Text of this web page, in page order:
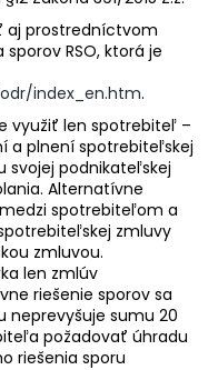
aj prostredníctvom
RSO, ktorá je
index_en.htm.
využiť len spotrebiteľ –
a plnení spotrebiteľskej
svojej podnikateľskej
Alternatívne
spotrebiteľom a
zmluvy
zmluvou.
len zmlúv
riešenie sporov sa
neprevyšuje sumu 20
požadovať úhradu
riešenia sporu